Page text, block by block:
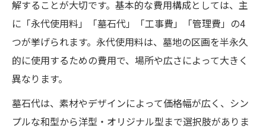
松戸市 お墓購入検討時に知りたい地名豆
知識
上矢切・八柱とお墓の地域文化のつながり
地名から読み解く松戸市のお墓選びヒント
納骨方法の比較から最適解を見つけるコツ
松戸市で選べる納骨方法の特徴と費用比較
解することが大切です。基本的な費用構成としては、主
に「永代使用料」「墓石代」「工事費」「管理費」の4
つが挙げられます。永代使用料は、墓地の区画を半永久
的に使用するための費用で、場所や広さによって大きく
異なります。
墓石代は、素材やデザインによって価格幅が広く、シン
プルな和型から洋型・オリジナル型まで選択肢がありま